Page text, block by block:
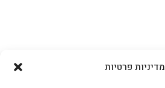
מדיניות פרטיות